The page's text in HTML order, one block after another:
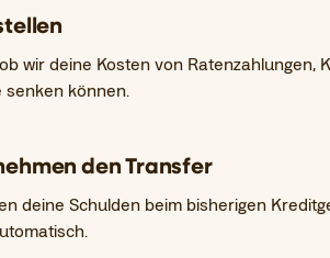
wir deine Kosten von Ratenzahlungen,
senken können.
den Transfer
deine Schulden beim bisherigen